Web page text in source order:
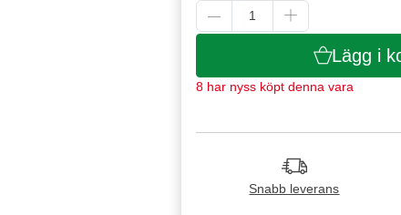
Lägg i
8 har nyss köpt denna vara
Snabb leverans